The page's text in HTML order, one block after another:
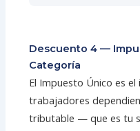
Descuento 4 —
Categoría
El Impuesto Único es
trabajadores
tributable — que es tu